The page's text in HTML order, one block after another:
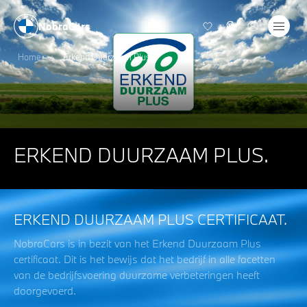
NobraCars
Home Erkend Duurzaam Plus
ERKEND DUURZAAM PLUS.
ERKEND DUURZAAM PLUS CERTIFICAAT.
NobraCars is in bezit van het Erkend Duurzaam Plus
certificaat. Dit is het bewijs dat het bedrijf in alle facetten
van de bedrijfsvoering duurzame verbeteringen heeft
doorgevoerd.